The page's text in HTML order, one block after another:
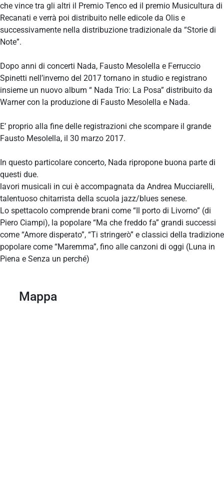
che vince tra gli altri il Premio Tenco ed il premio Musicultura di
Recanati e verrà poi distribuito nelle edicole da Olis e
successivamente nella distribuzione tradizionale da “Storie di
Note”.
Dopo anni di concerti Nada, Fausto Mesolella e Ferruccio
Spinetti nell’inverno del 2017 tornano in studio e registrano
insieme un nuovo album “ Nada Trio: La Posa” distribuito da
Warner con la produzione di Fausto Mesolella e Nada.
E’ proprio alla fine delle registrazioni che scompare il grande
Fausto Mesolella, il 30 marzo 2017.
In questo particolare concerto, Nada ripropone buona parte di
questi due.
lavori musicali in cui è accompagnata da Andrea Mucciarelli,
talentuoso chitarrista della scuola jazz/blues senese.
Lo spettacolo comprende brani come “Il porto di Livorno” (di
Piero Ciampi), la popolare “Ma che freddo fa” grandi successi
come “Amore disperato”, “Ti stringerò” e classici della tradizione
popolare come “Maremma”, fino alle canzoni di oggi (Luna in
Piena e Senza un perché)
Mappa